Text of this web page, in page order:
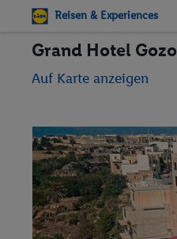
Reisen & Experiences
Grand Hotel Gozo
Auf Karte anzeigen